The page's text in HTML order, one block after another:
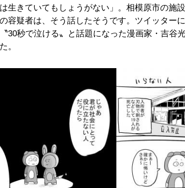
生きていてもしょうがない」。相模原市の施
容疑者は、そう話したそうです。ツイッター
30秒で泣ける〟と話題になった漫画家・吉谷
。